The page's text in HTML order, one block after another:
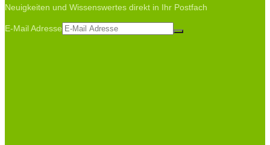
Neuigkeiten und Wissenswertes direkt in Ihr Postfach
E-Mail Adresse